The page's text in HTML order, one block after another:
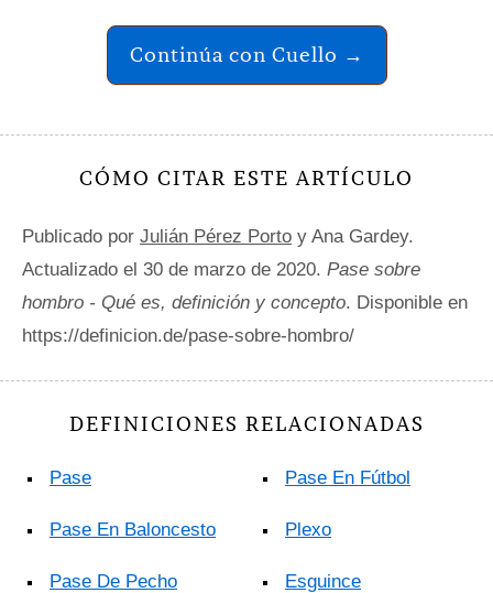
Continúa con Cuello →
CÓMO CITAR ESTE ARTÍCULO
Publicado por Julián Pérez Porto y Ana Gardey.
Actualizado el 30 de marzo de 2020. Pase sobre
hombro - Qué es, definición y concepto. Disponible en
https://definicion.de/pase-sobre-hombro/
DEFINICIONES RELACIONADAS
Pase
Pase En Baloncesto
Pase De Pecho
Pase En Fútbol
Plexo
Esguince